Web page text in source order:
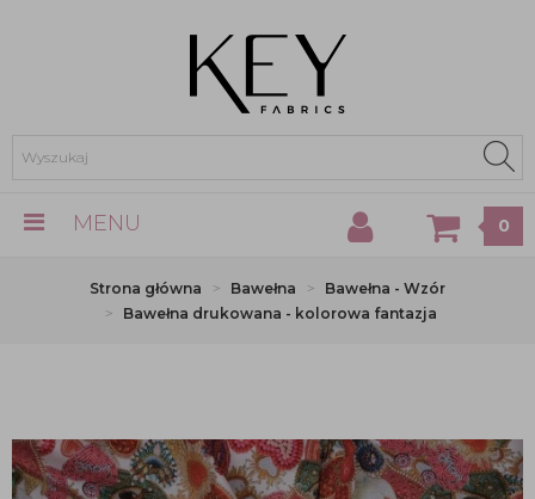
MENU 0
Strona główna Bawełna
Bawełna - Wzór
Bawełna drukowana - kolorowa fantazja